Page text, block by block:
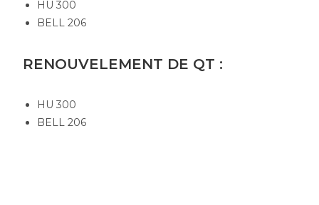
HU 300
BELL 206
RENOUVELEMENT DE QT :
HU 300
BELL 206